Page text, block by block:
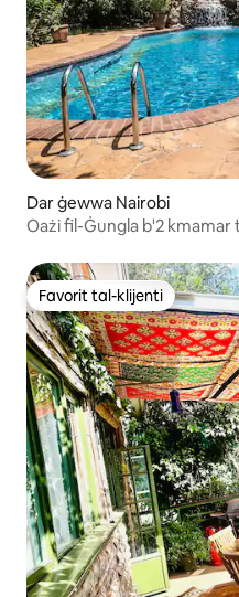
Dar ġewwa Nairobi
Oażi fil-Ġungla b'2
Favorit tal-klijenti
Favorit tal-klijenti